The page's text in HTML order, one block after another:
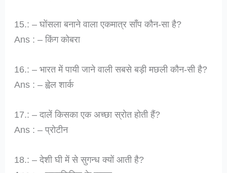
15.: – घोंसला बनाने वाला एकमात्र साँप कौन-सा है?
Ans : – किंग कोबरा
16.: – भारत में पायी जाने वाली सबसे बड़ी मछली कौन-सी है?
Ans : – ह्वेल शार्क
17.: – दालें किसका एक अच्छा स्रोत होती हैं?
Ans : – प्रोटीन
18.: – देशी घी में से सुगन्ध क्यों आती है?